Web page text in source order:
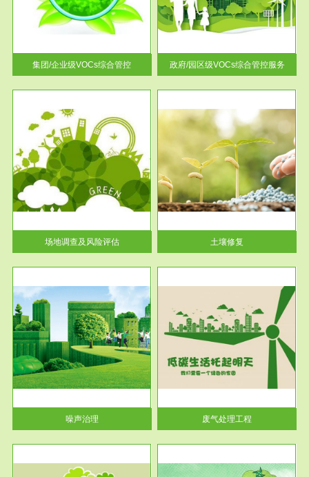
集团/企业级VOCs综合管控
根据《石化行业挥发性有机物综
合整治方案》文件要求，到2017
年，全...
政府/园区级VOCs综合管控服务
场地调查及风险评估
服务范围
土壤修复
土壤修复
噪声治理
服务范围
废气处理工程
废气处理工程